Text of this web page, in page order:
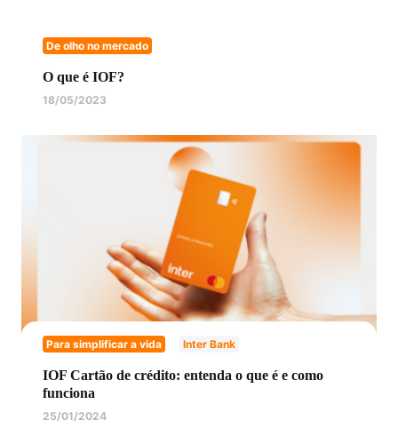
De olho no mercado
O que é IOF?
18/05/2023
Para simplificar a vida Inter Bank
IOF Cartão de crédito: entenda o que é e como
funciona
25/01/2024